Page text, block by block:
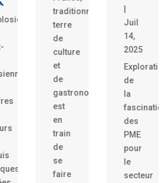
traditionnellement
terre
de
culture
et
de
gastronomie,
est
en
train
de
se
faire
|
Juil
14,
2025
Exploration
de
la
fascination
des
PME
pour
le
secteur